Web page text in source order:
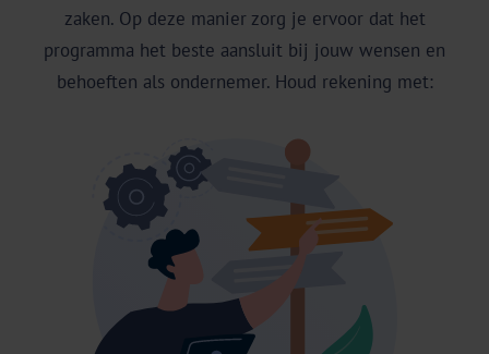
zaken. Op deze manier zorg je ervoor dat het
programma het beste aansluit bij jouw wensen en
behoeften als ondernemer. Houd rekening met: